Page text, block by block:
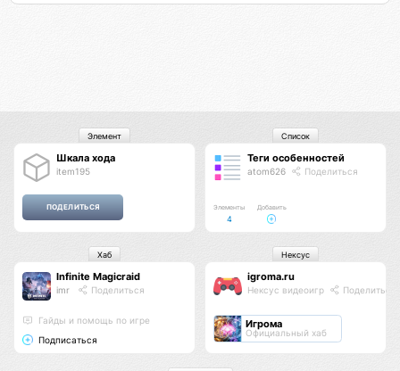
Шкала хода
item195
Элемент
Теги особенностей
atom626 Поделиться
Элементы
4
Добавить
Список
Infinite Magicraid
imr Поделиться
Гайды и помощь по игре
Подписаться
Хаб
igroma.ru
Нексус видеоигр Поделиться
Игрома
Официальный хаб
Нексус